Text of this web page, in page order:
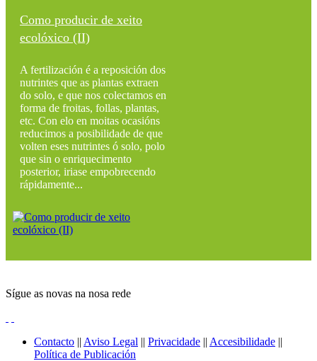
Como producir de xeito
ecolóxico (II)
A fertilización é a reposición dos
nutrintes que as plantas extraen
do solo, e que nos colectamos en
forma de froitas, follas, plantas,
etc. Con elo en moitas ocasións
reducimos a posibilidade de que
volten eses nutrintes ó solo, polo
que sin o enriquecimento
posterior, iriase empobrecendo
rápidamente...
Sígue as novas na nosa rede
Contacto || Aviso Legal || Privacidade || Accesibilidade ||
Política de Publicación